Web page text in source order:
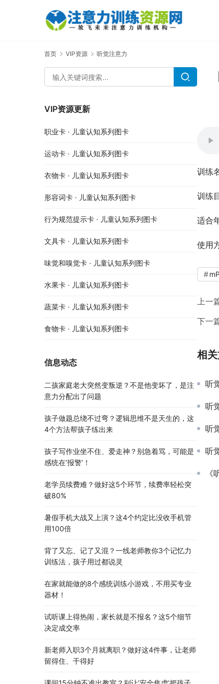
首页 VIP资源 听觉注意力
训练
训练
适合
使用
上一
下一
相
听
听
听
听
《
VIP资源更新
职业卡 · 儿童认知系列图卡
运动卡 · 儿童认知系列图卡
衣物卡 · 儿童认知系列图卡
形容词卡 · 儿童认知系列图卡
行为规范提示卡 · 儿童认知系列图卡
文具卡 · 儿童认知系列图卡
味觉和嗅觉卡 · 儿童认知系列图卡
水果卡 · 儿童认知系列图卡
蔬菜卡 · 儿童认知系列图卡
食物卡 · 儿童认知系列图卡
信息动态
二孩家庭老大突然变叛逆？不是他变坏了，是注
意力分配出了问题
孩子做题总绕不过弯？逻辑思维不是天生的，这
4个方法帮孩子练出来
孩子写作业坐不住、爱走神？别急着骂，可能是
感统在’报警’！
老学员续费难？做好这5个环节，续费率轻松突
破80%
暑假手机大战又上演？这4个约定比没收手机管
用100倍
背了又忘、记了又混？一线老师教你3个记忆力
训练法，孩子用过都说灵
在家就能做的8个感统训练小游戏，不用买专业
器材！
试听课上得热闹，家长就是不报名？这5个细节
决定成交率
新老师入职3个月就离职？做好这4件事，让老师
留得住、干得好